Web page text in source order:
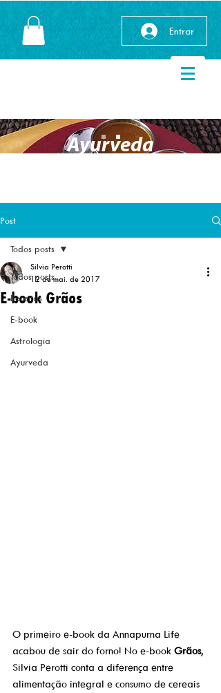
Entrar
Ayurveda
Post
Todos posts
Receitas
E-book
Astrologia
Ayurveda
Todos posts
E-book Grãos
Silvia Perotti
12 de mai. de 2017
O primeiro e-book da Annapurna Life
acabou de sair do forno! No e-book Grãos,
Silvia Perotti conta a diferença entre
alimentação integral e consumo de cereais